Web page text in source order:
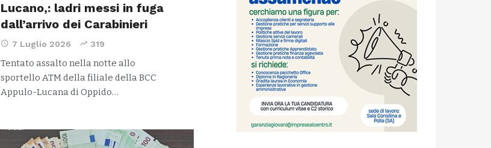
Lucano,: ladri messi in fuga
dall’arrivo dei Carabinieri
7 Luglio 2026 319
Tentato assalto nella notte allo
sportello ATM della filiale della BCC
Appulo-Lucana di Oppido…